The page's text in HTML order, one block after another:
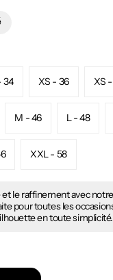
34 XS - 36 XS
M - 46 L - 48
XXL - 58
et le raffinement avec
pour toutes les
en toute simplicité.